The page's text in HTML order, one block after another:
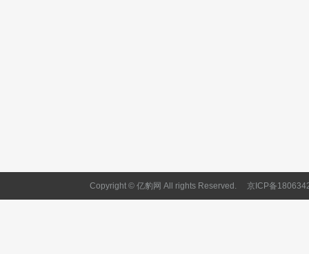
Copyright © 亿豹网 All rights Reserved. 京ICP备